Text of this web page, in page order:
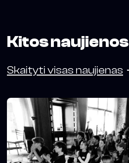
Kitos naujienos
Skaityti visas naujienas